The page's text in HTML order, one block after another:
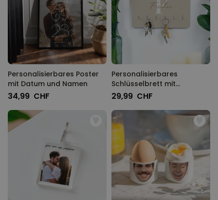
Personalisierbares Poster
mit Datum und Namen
34,99 CHF
Personalisierbares
Schlüsselbrett mit
Monogramm
29,99 CHF